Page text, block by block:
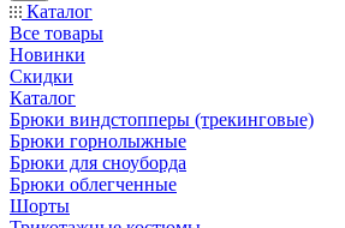
Каталог
Все товары
Новинки
Скидки
Каталог
Брюки виндстопперы (трекинговые)
Брюки горнолыжные
Брюки для сноуборда
Брюки облегченные
Шорты